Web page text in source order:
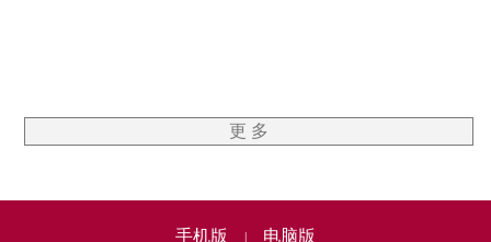
更 多
手机版 电脑版